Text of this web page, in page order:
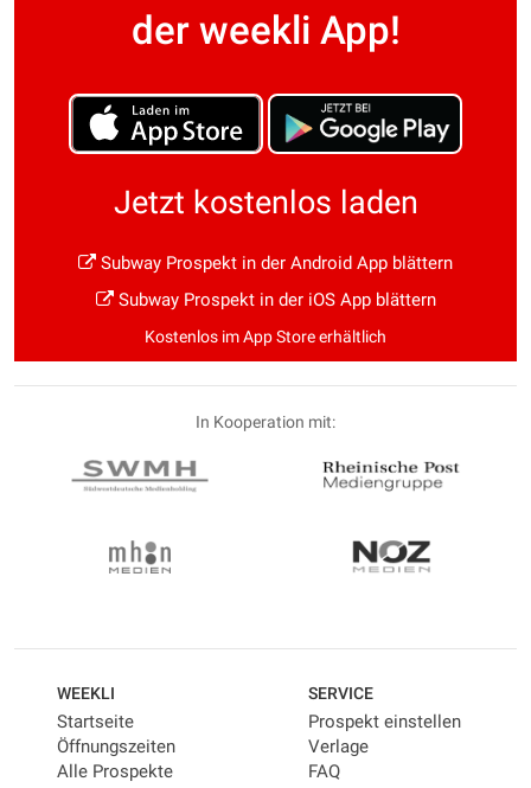
der weekli App!
Jetzt kostenlos laden
Subway Prospekt in der Android App blättern
Subway Prospekt in der iOS App blättern
Kostenlos im App Store erhältlich
In Kooperation mit:
WEEKLI
Startseite
Öffnungszeiten
Alle Prospekte
SERVICE
Prospekt einstellen
Verlage
FAQ